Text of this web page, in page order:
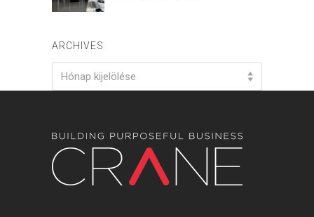
ARCHIVES
Hónap kijelölése